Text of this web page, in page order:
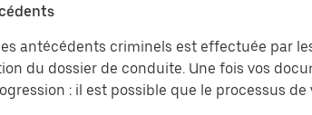
antécédents criminels est effectuée par
du dossier de conduite. Une fois vos
: il est possible que le processus